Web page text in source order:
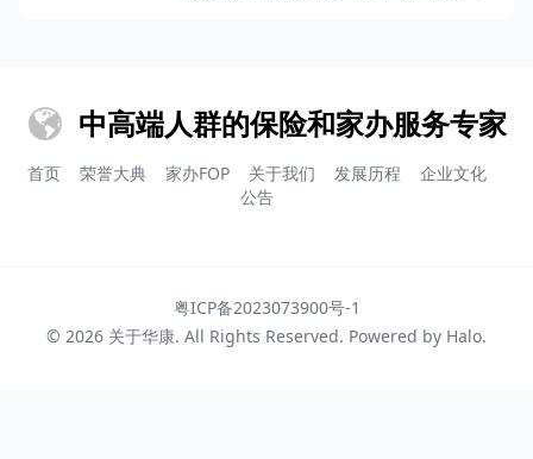
中高端人群的保险和家办服务专家
首页 荣誉大典 家办FOP 关于我们 发展历程
企业文化
公告
粤ICP备2023073900号-1
© 2026 关于华康. All Rights Reserved. Powered by Halo.